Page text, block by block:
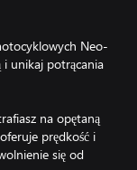
Neo-
i unikaj potrącania
na opętaną
prędkość i
się od